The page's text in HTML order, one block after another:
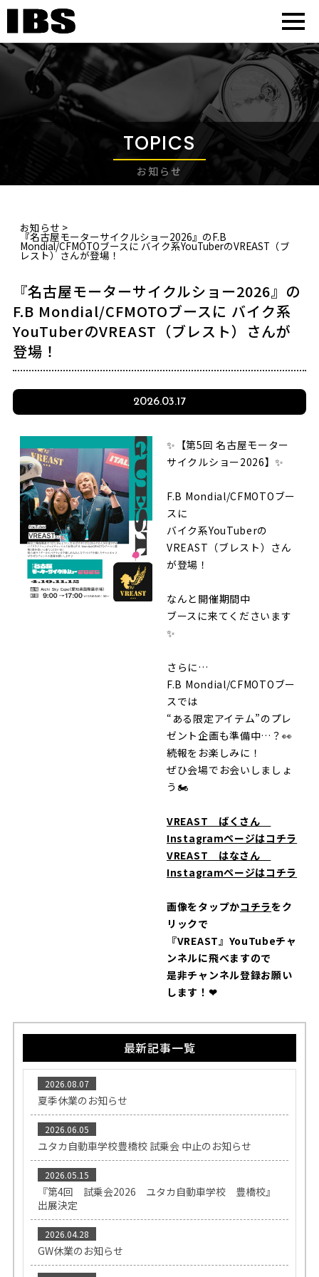
TOPICS
お知らせ
お知らせ >
『名古屋モーターサイクルショー2026』のF.B
Mondial/CFMOTOブースに バイク系YouTuberのVREAST（ブ
レスト）さんが登場！
『名古屋モーターサイクルショー2026』の
F.B Mondial/CFMOTOブースに バイク系
YouTuberのVREAST（ブレスト）さんが
登場！
2026.03.17
✨【第5回 名古屋モーター
サイクルショー2026】✨
F.B Mondial/CFMOTOブー
スに
バイク系YouTuberの
VREAST（ブレスト）さん
が登場！
なんと開催期間中
ブースに来てくださいます
✨
さらに…
F.B Mondial/CFMOTOブー
スでは
“ある限定アイテム”のプレ
ゼント企画も準備中…？👀
続報をお楽しみに！
ぜひ会場でお会いしましょ
う🏍️
VREAST ばくさん
Instagramページはコチラ
VREAST はなさん
Instagramページはコチラ
画像をタップかコチラをク
リックで
『VREAST』YouTubeチャ
ンネルに飛べますので
是非チャンネル登録お願い
します！❤
最新記事一覧
2026.08.07
夏季休業のお知らせ
2026.06.05
ユタカ自動車学校豊橋校 試乗会 中止のお知らせ
2026.05.15
『第4回 試乗会2026 ユタカ自動車学校 豊橋校』
出展決定
2026.04.28
GW休業のお知らせ